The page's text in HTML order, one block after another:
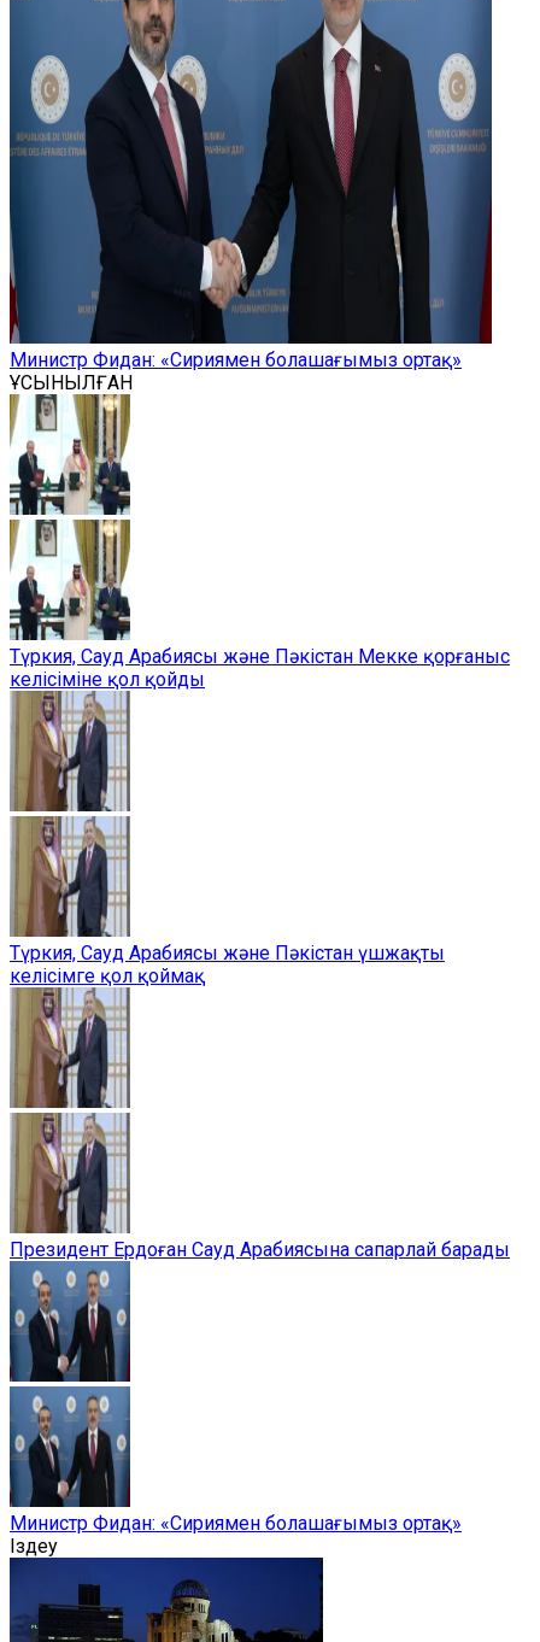
Министр Фидан: «Сириямен болашағымыз ортақ»
ҰСЫНЫЛҒАН
Түркия, Сауд Арабиясы және Пәкістан Мекке қорғаныс
келісіміне қол қойды
Түркия, Сауд Арабиясы және Пәкістан үшжақты
келісімге қол қоймақ
Президент Ердоған Сауд Арабиясына сапарлай барады
Министр Фидан: «Сириямен болашағымыз ортақ»
Іздеу